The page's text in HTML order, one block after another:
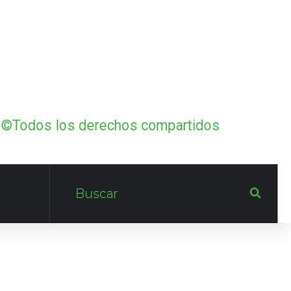
©Todos los derechos compartidos